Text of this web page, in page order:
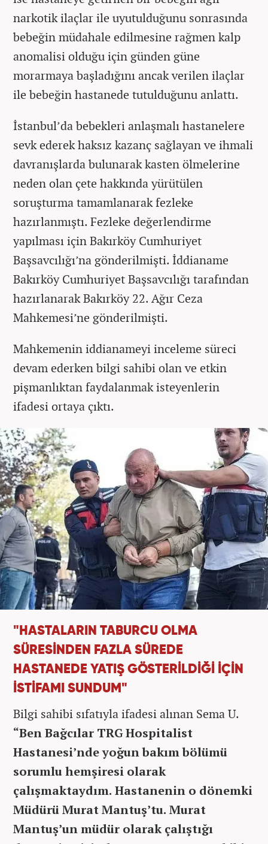
narkotik ilaçlar ile uyutulduğunu sonrasında
bebeğin müdahale edilmesine rağmen kalp
anomalisi olduğu için günden güne
morarmaya başladığını ancak verilen ilaçlar
ile bebeğin hastanede tutulduğunu anlattı.
İstanbul’da bebekleri anlaşmalı hastanelere
sevk ederek haksız kazanç sağlayan ve ihmali
davranışlarda bulunarak kasten ölmelerine
neden olan çete hakkında yürütülen
soruşturma tamamlanarak fezleke
hazırlanmıştı. Fezleke değerlendirme
yapılması için Bakırköy Cumhuriyet
Başsavcılığı’na gönderilmişti. İddianame
Bakırköy Cumhuriyet Başsavcılığı tarafından
hazırlanarak Bakırköy 22. Ağır Ceza
Mahkemesi’ne gönderilmişti.
Mahkemenin iddianameyi inceleme süreci
devam ederken bilgi sahibi olan ve etkin
pişmanlıktan faydalanmak isteyenlerin
ifadesi ortaya çıktı.
"HASTALARIN TABURCU OLMA
SÜRESİNDEN FAZLA SÜREDE
HASTANEDE YATIŞ GÖSTERİLDİĞİ İÇİN
İSTİFAMI SUNDUM"
Bilgi sahibi sıfatıyla ifadesi alınan Sema U.
“Ben Bağcılar TRG Hospitalist
Hastanesi’nde yoğun bakım bölümü
sorumlu hemşiresi olarak
çalışmaktaydım. Hastanenin o dönemki
Müdürü Murat Mantuş’tu. Murat
Mantuş’un müdür olarak çalıştığı